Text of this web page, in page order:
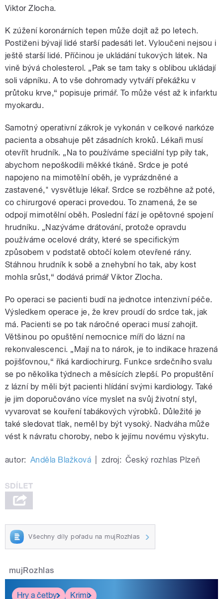
Viktor Zlocha.
K zúžení koronárních tepen může dojít až po letech.
Postiženi bývají lidé starší padesáti let. Vyloučeni nejsou i
ještě starší lidé. Příčinou je ukládání tukových látek. Na
vině bývá cholesterol. „Pak se tam taky s oblibou ukládají
soli vápníku. A to vše dohromady vytváří překážku v
průtoku krve,“ popisuje primář. To může vést až k infarktu
myokardu.
Samotný operativní zákrok je vykonán v celkové narkóze
pacienta a obsahuje pět zásadních kroků. Lékaři musí
otevřít hrudník. „Na to používáme speciální typ pily tak,
abychom nepoškodili měkké tkáně. Srdce je poté
napojeno na mimotělní oběh, je vyprázdněné a
zastavené," vysvětluje lékař. Srdce se rozběhne až poté,
co chirurgové operaci provedou. To znamená, že se
odpojí mimotělní oběh. Poslední fází je opětovné spojení
hrudníku. „Nazýváme drátování, protože opravdu
používáme ocelové dráty, které se specifickým
způsobem v podstatě obtočí kolem otevřené rány.
Stáhnou hrudník k sobě a znehybní ho tak, aby kost
mohla srůst,“ dodává primář Viktor Zlocha.
Po operaci se pacienti budí na jednotce intenzivní péče.
Výsledkem operace je, že krev proudí do srdce tak, jak
má. Pacienti se po tak náročné operaci musí zahojit.
Většinou po opuštění nemocnice míří do lázní na
rekonvalescenci. „Mají na to nárok, je to indikace hrazená
pojišťovnou,“ říká kardiochirurg. Funkce srdečního svalu
se po několika týdnech a měsících zlepší. Po propuštění
z lázní by měli být pacienti hlídání svými kardiology. Také
je jim doporučováno více myslet na svůj životní styl,
vyvarovat se kouření tabákových výrobků. Důležité je
také sledovat tlak, neměl by být vysoký. Nadváha může
vést k návratu choroby, nebo k jejímu novému výskytu.
autor: Anděla Blažková zdroj: Český rozhlas Plzeň
Všechny díly pořadu na mujRozhlas
mujRozhlas
Hry a četby Krimi